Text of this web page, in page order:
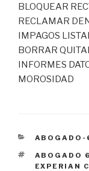
BLOQUEAR
RECLAMAR
IMPAGOS
BORRAR
INFORMES
MOROSIDAD
ETIQUETAS
ABOGADO
EXPERIAN